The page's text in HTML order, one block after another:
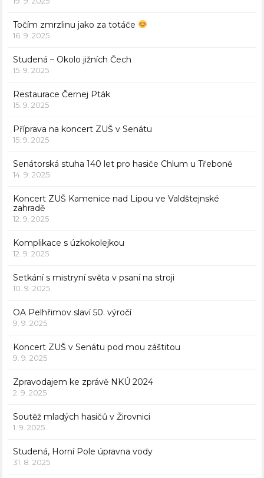
Točím zmrzlinu jako za totáče
16. 9. 2025
Studená – Okolo jižních Čech
15. 9. 2025
Restaurace Černej Pták
15. 9. 2025
Příprava na koncert ZUŠ v Senátu
15. 9. 2025
Senátorská stuha 140 let pro hasiče Chlum u Třeboně
14. 9. 2025
Koncert ZUŠ Kamenice nad Lipou ve Valdštejnské
zahradě
12. 9. 2025
Komplikace s úzkokolejkou
12. 9. 2025
Setkání s mistryní světa v psaní na stroji
10. 9. 2025
OA Pelhřimov slaví 50. výročí
9. 9. 2025
Koncert ZUŠ v Senátu pod mou záštitou
9. 9. 2025
Zpravodajem ke zprávě NKÚ 2024
2. 9. 2025
Soutěž mladých hasičů v Žirovnici
1. 9. 2025
Studená, Horní Pole úpravna vody
31. 8. 2025